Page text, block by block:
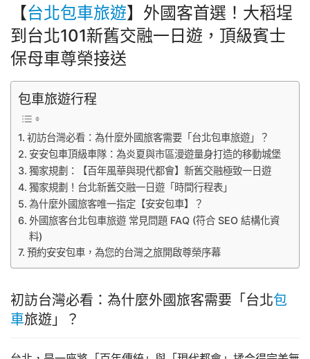
【台北包車旅遊】外國客首選！大稻埕
到台北101新舊交融一日遊，頂級賓士
保母車尊榮接送
包車旅遊行程
初訪台灣必看：為什麼外國旅客需要「台北包車旅遊」？
安安包車頂級車隊：為炎夏與市區漫遊量身打造的移動城堡
獨家規劃：【百年風華與現代都會】新舊交融極致一日遊
獨家規劃！台北新舊交融一日遊「時間行程表」
為什麼外國旅客唯一指定【安安包車】？
外國旅客台北包車旅遊 常見問題 FAQ (符合 SEO 結構化資
料)
預約安安包車，為您的台灣之旅開啟尊榮序幕
初訪台灣必看：為什麼外國旅客需要「台北包
車旅遊」？